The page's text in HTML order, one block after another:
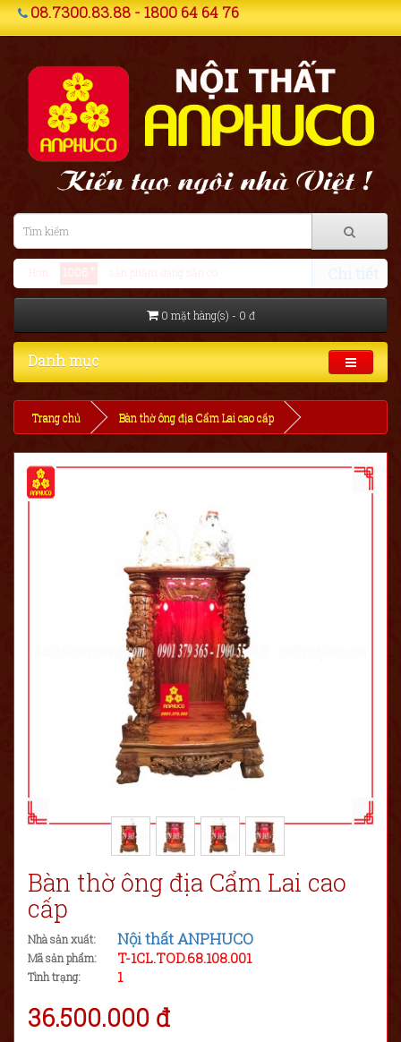
08.7300.83.88 - 1800 64 64 76
1006 sản phẩm đang sẵn có
0 mặt hàng(s) - 0 đ
Danh mục
Trang chủ Bàn thờ ông địa Cẩm Lai cao cấp
Bàn thờ ông địa Cẩm Lai cao
cấp
Nhà sản xuất: Nội thất ANPHUCO
Mã sản phẩm: T-1CL.TOD.68.108.001
Tình trạng: 1
36.500.000 đ